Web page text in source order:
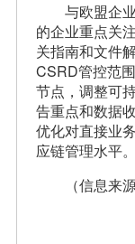
与欧盟企
的企业重点关
关指南和文件
CSRD管控范
节点，调整可
告重点和数据
优化对直接业
应链管理水平。
（信息来